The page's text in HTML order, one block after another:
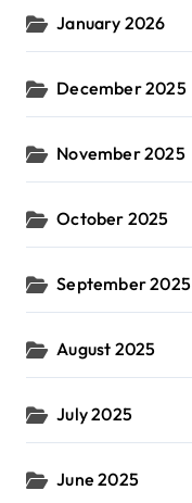
January 2026
December 2025
November 2025
October 2025
September 2025
August 2025
July 2025
June 2025